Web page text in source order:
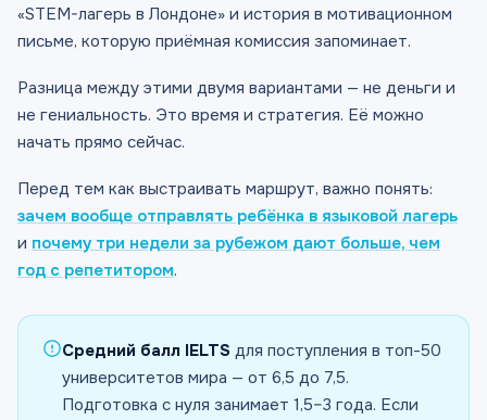
«STEM-лагерь в Лондоне» и история в мотивационном
письме, которую приёмная комиссия запоминает.
Разница между этими двумя вариантами — не деньги и
не гениальность. Это время и стратегия. Её можно
начать прямо сейчас.
Перед тем как выстраивать маршрут, важно понять:
зачем вообще отправлять ребёнка в языковой лагерь
и почему три недели за рубежом дают больше, чем
год с репетитором.
Средний балл IELTS для поступления в топ-50
университетов мира — от 6,5 до 7,5.
Подготовка с нуля занимает 1,5–3 года. Если